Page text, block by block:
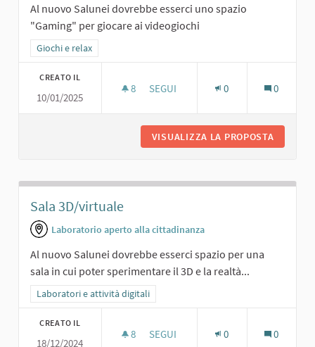
Al nuovo Salunei dovrebbe esserci uno spazio
"Gaming" per giocare ai videogiochi
Filtra i risultati per categoria: Giochi e relax
Giochi e relax
CREATO IL
10/01/2025
8 8 SOSTENITORI
SEGUI 0 0
VISUALIZZA LA PROPOSTA
Sala 3D/virtuale
Laboratorio aperto alla cittadinanza
Al nuovo Salunei dovrebbe esserci spazio per una
sala in cui poter sperimentare il 3D e la realtà...
Filtra i risultati per categoria: Laboratori e attività digitali
Laboratori e attività digitali
CREATO IL
18/12/2024
8 8 SOSTENITORI
SEGUI 0 0